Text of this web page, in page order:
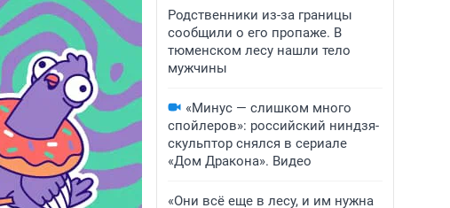
Родственники из-за границы
сообщили о его пропаже. В
тюменском лесу нашли тело
мужчины
«Минус — слишком много
спойлеров»: российский ниндзя-
скульптор снялся в сериале
«Дом Дракона». Видео
«Они всё еще в лесу, и им нужна